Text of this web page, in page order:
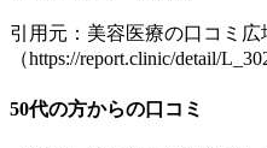
引用元：美容医療の口コミ広
（https://report.clinic/detail/
50代の方からの口コミ